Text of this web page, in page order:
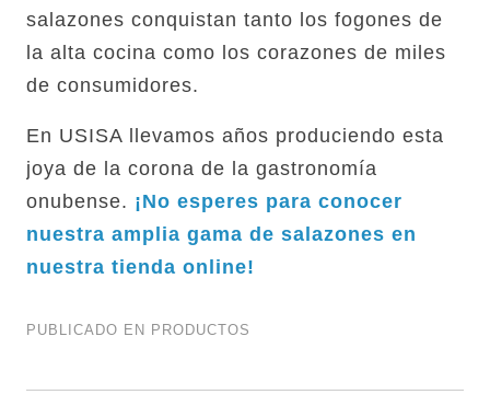
salazones conquistan tanto los fogones de
la alta cocina como los corazones de miles
de consumidores.
En USISA llevamos años produciendo esta
joya de la corona de la gastronomía
onubense. ¡No esperes para conocer
nuestra amplia gama de salazones en
nuestra tienda online!
PUBLICADO EN PRODUCTOS